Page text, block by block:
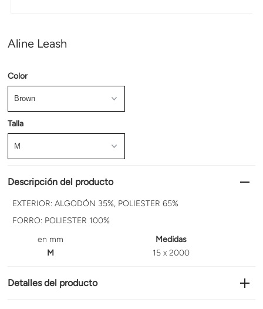
Aline Leash
Color
Talla
Descripción del producto
EXTERIOR: ALGODÓN 35%, POLIESTER 65%
FORRO: POLIESTER 100%
en mm
Medidas
M
15 x 2000
Detalles del producto